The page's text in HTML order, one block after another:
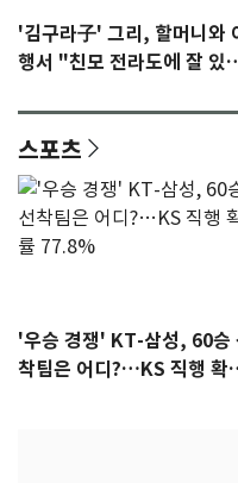
'김구라子' 그리, 할머니와
행서 "친모 전라도에 잘 있
스포츠
'우승 경쟁' KT-삼성, 60승
착팀은 어디?…KS 직행 확